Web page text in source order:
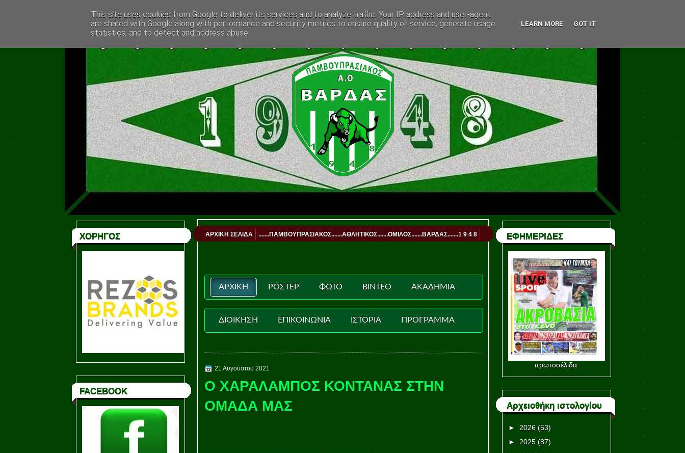
ΧΟΡΗΓΟΣ
FACEBOOK
ΑΡΧΙΚΗ ΣΕΛΙΔΑ .......ΠΑΜΒΟΥΠΡΑΣΙΑΚΟΣ.......ΑΘΛΗΤΙΚΟΣ.......ΟΜΙΛΟΣ.......ΒΑΡΔΑΣ.......1 9 4 8
ΑΡΧΙΚΗ ΡΟΣΤΕΡ ΦΩΤΟ ΒΙΝΤΕΟ ΑΚΑΔΗΜΙΑ
ΔΙΟΙΚΗΣΗ ΕΠΙΚΟΙΝΩΝΙΑ ΙΣΤΟΡΙΑ ΠΡΟΓΡΑΜΜΑ
21 Αυγούστου 2021
Ο ΧΑΡΑΛΑΜΠΟΣ ΚΟΝΤΑΝΑΣ ΣΤΗΝ
ΟΜΑΔΑ ΜΑΣ
ΕΦΗΜΕΡΙΔΕΣ
πρωτοσέλιδα
Αρχειοθήκη ιστολογίου
► 2026 (53)
► 2025 (87)
This site uses cookies from Google to deliver its services and to analyze traffic. Your IP address and user-agent
are shared with Google along with performance and security metrics to ensure quality of service, generate usage
statistics, and to detect and address abuse.
LEARN MORE GOT IT